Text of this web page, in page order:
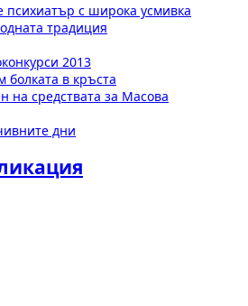
психиатър с широка усмивка
традиция
2013
болката в кръста
на средствата за Масова
дни